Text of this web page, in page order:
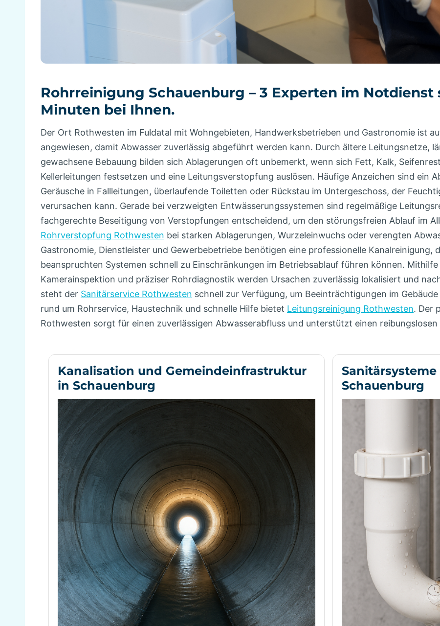
Rohrreinigung Schauenburg – 3 Experten im
Minuten bei Ihnen.
Der Ort Rothwesten im Fuldatal mit Wohngebieten, Handwerksbetrieben und Gastronomie ist
angewiesen, damit Abwasser zuverlässig abgeführt werden kann. Durch ältere Leitungsnetze,
gewachsene Bebauung bilden sich Ablagerungen oft unbemerkt, wenn sich Fett, Kalk,
Kellerleitungen festsetzen und eine Leitungsverstopfung auslösen. Häufige Anzeichen sind ein
Geräusche in Fallleitungen, überlaufende Toiletten oder Rückstau im Untergeschoss, der
verursachen kann. Gerade bei verzweigten Entwässerungssystemen sind regelmäßige
fachgerechte Beseitigung von Verstopfungen entscheidend, um den störungsfreien Ablauf im
Rohrverstopfung Rothwesten bei starken Ablagerungen, Wurzeleinwuchs oder verengten
Gastronomie, Dienstleister und Gewerbebetriebe benötigen eine professionelle Kanalreinigung,
beanspruchten Systemen schnell zu Einschränkungen im Betriebsablauf führen können.
Kamerainspektion und präziser Rohrdiagnostik werden Ursachen zuverlässig lokalisiert und
steht der Sanitärservice Rothwesten schnell zur Verfügung, um Beeinträchtigungen im
rund um Rohrservice, Haustechnik und schnelle Hilfe bietet Leitungsreinigung Rothwesten. Der
Rothwesten sorgt für einen zuverlässigen Abwasserabfluss und unterstützt einen
Kanalisation und Gemeindeinfrastruktur
in Schauenburg
Schauenburg